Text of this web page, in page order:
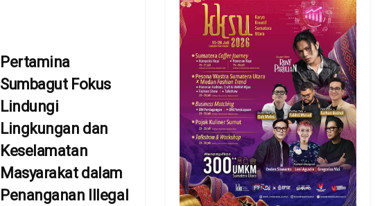
Pertamina
Sumbagut Fokus
Lindungi
Lingkungan dan
Keselamatan
Masyarakat dalam
Penanganan Illegal